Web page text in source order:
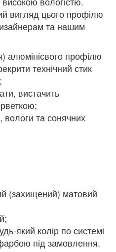
вигляд цього профілю
та нашим
алюмінієвого профілю
технічний стик
вистачить
та сонячних
(захищений) матовий
який колір по системі
під замовлення.